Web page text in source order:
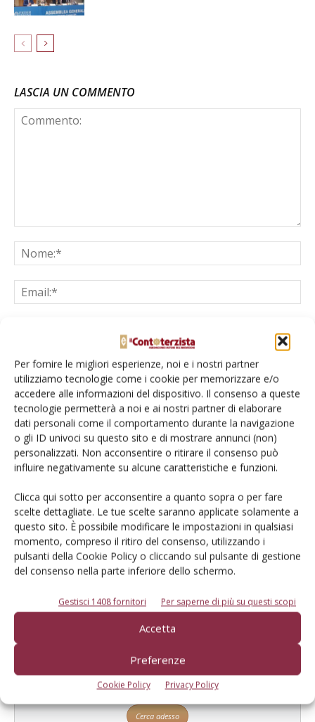
Per fornire le migliori esperienze, noi e i nostri partner
utilizziamo tecnologie come i cookie per memorizzare e/o
accedere alle informazioni del dispositivo. Il consenso a queste
tecnologie permetterà a noi e ai nostri partner di elaborare
dati personali come il comportamento durante la navigazione
o gli ID univoci su questo sito e di mostrare annunci (non)
personalizzati. Non acconsentire o ritirare il consenso può
influire negativamente su alcune caratteristiche e funzioni.
Clicca qui sotto per acconsentire a quanto sopra o per fare
scelte dettagliate. Le tue scelte saranno applicate solamente a
questo sito. È possibile modificare le impostazioni in qualsiasi
momento, compreso il ritiro del consenso, utilizzando i
pulsanti della Cookie Policy o cliccando sul pulsante di gestione
del consenso nella parte inferiore dello schermo.
Gestisci 1408 fornitori Per saperne di più su questi scopi
Accetta
Preferenze
Cookie Policy Privacy Policy
LASCIA UN COMMENTO
Salva il mio nome, email e sito web in questo browser per la
prossima volta che commento.
E-magazine
Tecniche, prodotti e servizi dalle aziende
prodotto!
Cerca adesso